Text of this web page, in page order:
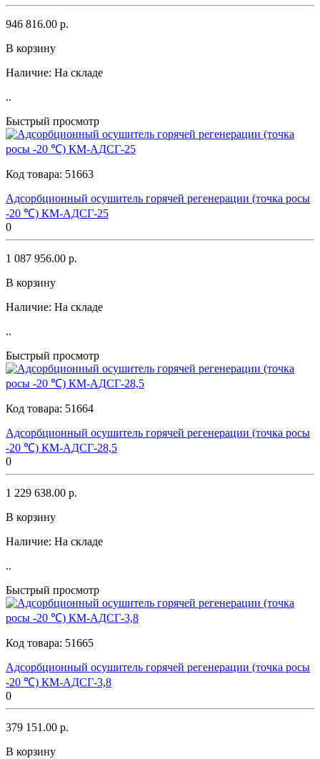
946 816.00 р.
В корзину
Наличие: На складе
..
Быстрый просмотр
Код товара: 51663
Адсорбционный осушитель горячей регенерации (точка росы
-20 ℃) КМ-АДСГ-25
0
1 087 956.00 р.
В корзину
Наличие: На складе
..
Быстрый просмотр
Код товара: 51664
Адсорбционный осушитель горячей регенерации (точка росы
-20 ℃) КМ-АДСГ-28,5
0
1 229 638.00 р.
В корзину
Наличие: На складе
..
Быстрый просмотр
Код товара: 51665
Адсорбционный осушитель горячей регенерации (точка росы
-20 ℃) КМ-АДСГ-3,8
0
379 151.00 р.
В корзину